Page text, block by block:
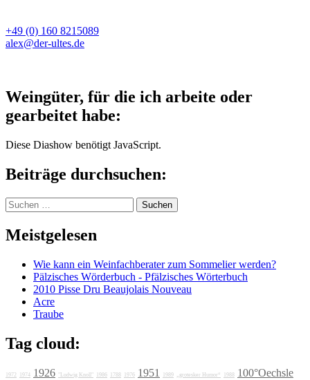
+49 (0) 160 8215089
alex@der-ultes.de
Weingüter, für die ich arbeite oder
gearbeitet habe:
Diese Diashow benötigt JavaScript.
Beiträge durchsuchen:
Suchen
nach:
Meistgelesen
Wie kann ein Weinfachberater zum Sommelier werden?
Pälzisches Wörderbuch - Pfälzisches Wörterbuch
2010 Pisse Dru Beaujolais Nouveau
Acre
Traube
Tag cloud:
1972 1974 1926 "Ludwig Knoll" 1986 1788 1976 1951 1989 „grotesker Humor“ 1988 100°Oechsle